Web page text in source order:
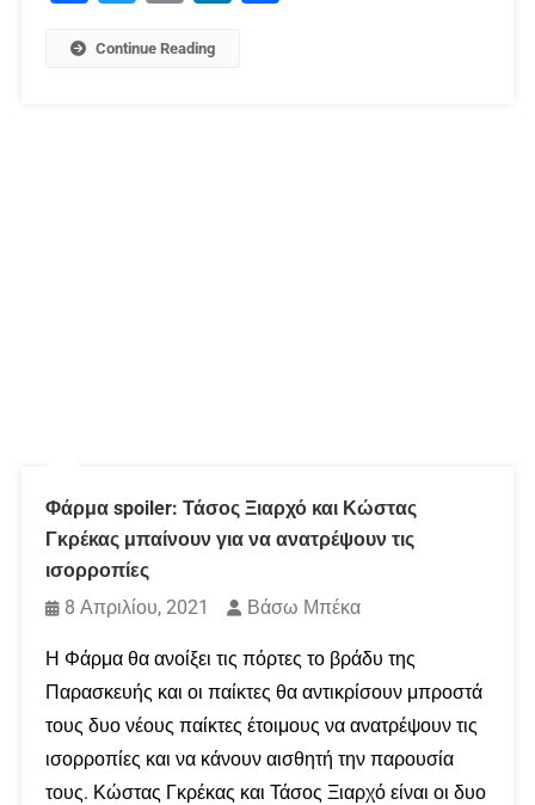
Continue Reading
Φάρμα spoiler: Τάσος Ξιαρχό και Κώστας
Γκρέκας μπαίνουν για να ανατρέψουν τις
ισορροπίες
8 Απριλίου, 2021
Βάσω Μπέκα
Η Φάρμα θα ανοίξει τις πόρτες το βράδυ της
Παρασκευής και οι παίκτες θα αντικρίσουν μπροστά
τους δυο νέους παίκτες έτοιμους να ανατρέψουν τις
ισορροπίες και να κάνουν αισθητή την παρουσία
τους. Κώστας Γκρέκας και Τάσος Ξιαρχό είναι οι δυο